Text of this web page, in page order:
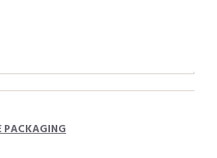
PACKAGING